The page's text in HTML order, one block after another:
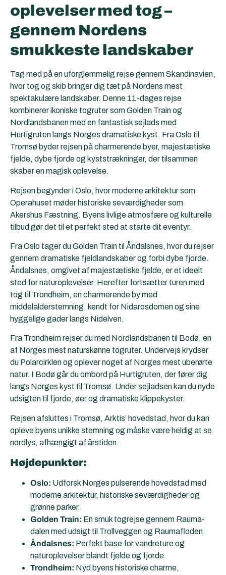
oplevelser med tog –
gennem Nordens
smukkeste landskaber
Tag med på en uforglemmelig rejse gennem Skandinavien,
hvor tog og skib bringer dig tæt på Nordens mest
spektakulære landskaber. Denne 11-dages rejse
kombinerer ikoniske togruter somGolden Trainog
Nordlandsbanen med en fantastisk sejlads med
Hurtigruten langs Norges dramatiske kyst. Fra Oslo til
Tromsø byder rejsen på charmerende byer, majestætiske
fjelde, dybe fjorde og kyststrækninger, der tilsammen
skaber en magisk oplevelse.
Rejsen begynder i Oslo, hvor moderne arkitektur som
Operahuset møder historiske seværdigheder som
Akershus Fæstning. Byens livlige atmosfære og kulturelle
tilbud gør det til et perfekt sted at starte dit eventyr.
Fra Oslo tager du Golden Train til Åndalsnes, hvor du rejser
gennem dramatiske fjeldlandskaber og forbi dybe fjorde.
Åndalsnes, omgivet af majestætiske fjelde, er et ideelt
sted for naturoplevelser. Herefter fortsætter turen med
tog til Trondheim, en charmerende by med
middelalderstemning, kendt for Nidarosdomen og sine
hyggelige gader langs Nidelven.
Fra Trondheim rejser du med Nordlandsbanen til Bodø, en
af Norges mest naturskønne togruter. Undervejs krydser
du Polarcirklen og oplever noget af Norges mest uberørte
natur. I Bodø går du ombord på Hurtigruten, der fører dig
langs Norges kyst til Tromsø. Under sejladsen kan du nyde
udsigten til fjorde, øer og dramatiske klippekyster.
Rejsen afsluttes i Tromsø, Arktis’ hovedstad, hvor du kan
opleve byens unikke stemning og måske være heldig at se
nordlys, afhængigt af årstiden.
Højdepunkter:
Oslo: Udforsk Norges pulserende hovedstad med
moderne arkitektur, historiske seværdigheder og
grønne parker.
Golden Train: En smuk togrejse gennem Rauma-
dalen med udsigt til Trollveggen og Raumafloden.
Åndalsnes: Perfekt base for vandreture og
naturoplevelser blandt fjelde og fjorde.
Trondheim: Nyd byens historiske charme,